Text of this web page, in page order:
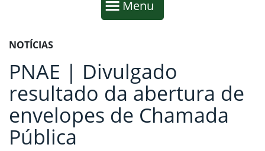
Mostrar
Menu
Fim da navegação
Início do conteúdo
NOTÍCIAS
PNAE | Divulgado
resultado da abertura de
envelopes de Chamada
Pública